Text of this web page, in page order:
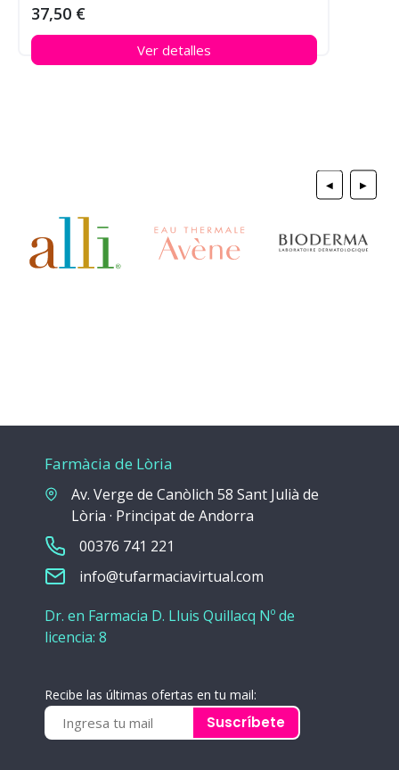
37,50 €
Ver detalles
◀ ▶
Farmàcia de Lòria
Av. Verge de Canòlich 58 Sant Julià de
Lòria · Principat de Andorra
00376 741 221
info@tufarmaciavirtual.com
Dr. en Farmacia D. Lluis Quillacq Nº de
licencia: 8
Recibe las últimas ofertas en tu mail:
Suscríbete